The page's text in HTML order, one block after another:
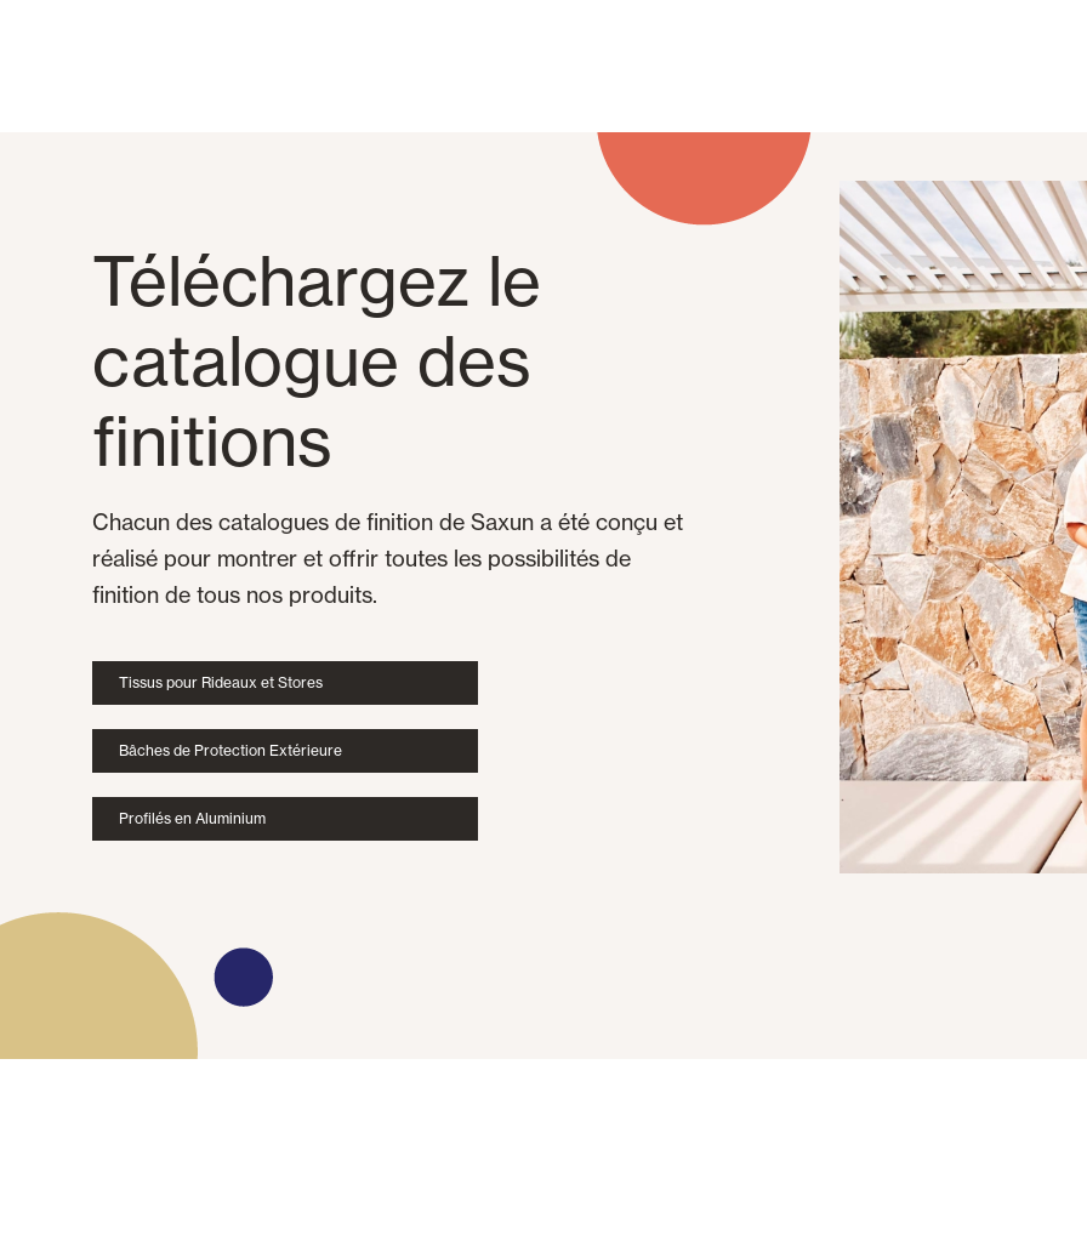
Téléchargez le
catalogue des
finitions
Chacun des catalogues de finition de Saxun a été conçu et
réalisé pour montrer et offrir toutes les possibilités de
finition de tous nos produits.
Tissus pour Rideaux et Stores
Bâches de Protection Extérieure
Profilés en Aluminium